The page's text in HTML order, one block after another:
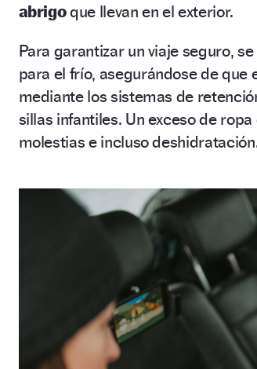
abrigoque llevan en el exterior.
Para garantizar un viaje seguro,
para el frío, asegurándose de
mediante los sistemas de
sillas infantiles. Un exceso de
molestias e incluso